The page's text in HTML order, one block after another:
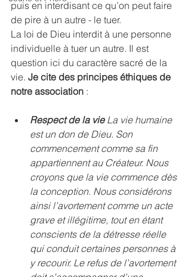
puis en interdisant ce qu’on peut faire
de pire à un autre - le tuer.
La loi de Dieu interdit à une personne
individuelle à tuer un autre. Il est
question ici du caractère sacré de la
vie. Je cite des principes éthiques de
notre association :
Respect de la vie La vie humaine
est un don de Dieu. Son
commencement comme sa fin
appartiennent au Créateur. Nous
croyons que la vie commence dès
la conception. Nous considérons
ainsi l’avortement comme un acte
grave et illégitime, tout en étant
conscients de la détresse réelle
qui conduit certaines personnes à
y recourir. Le refus de l’avortement